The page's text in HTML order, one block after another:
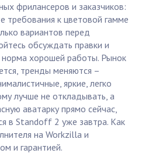
фрилансеров и заказчиков:
требования к цветовой гамме
вариантов перед
обсуждать правки и
хорошей работы. Рынок
тренды меняются –
яркие, легко
лучше не откладывать, а
аватарку прямо сейчас,
в Standoff 2 уже завтра. Как
на Workzilla и
и гарантией.